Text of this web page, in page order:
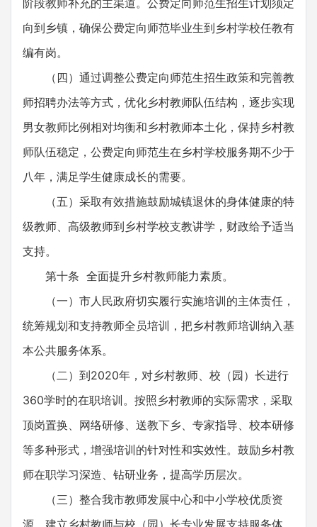
阶段教师补充的主渠道。公费定向师范生招生计划须定
向到乡镇，确保公费定向师范毕业生到乡村学校任教有
编有岗。
（四）通过调整公费定向师范生招生政策和完善教
师招聘办法等方式，优化乡村教师队伍结构，逐步实现
男女教师比例相对均衡和乡村教师本土化，保持乡村教
师队伍稳定，公费定向师范生在乡村学校服务期不少于
八年，满足学生健康成长的需要。
（五）采取有效措施鼓励城镇退休的身体健康的特
级教师、高级教师到乡村学校支教讲学，财政给予适当
支持。
第十条 全面提升乡村教师能力素质。
（一）市人民政府切实履行实施培训的主体责任，
统筹规划和支持教师全员培训，把乡村教师培训纳入基
本公共服务体系。
（二）到2020年，对乡村教师、校（园）长进行
360学时的在职培训。按照乡村教师的实际需求，采取
顶岗置换、网络研修、送教下乡、专家指导、校本研修
等多种形式，增强培训的针对性和实效性。鼓励乡村教
师在职学习深造、钻研业务，提高学历层次。
（三）整合我市教师发展中心和中小学校优质资
源，建立乡村教师与校（园）长专业发展支持服务体